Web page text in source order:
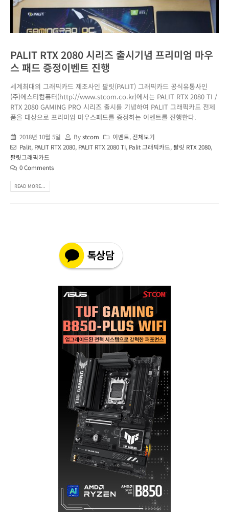
PALIT RTX 2080 시리즈 출시기념 프리미엄 마우
스 패드 증정이벤트 진행
세계최대의 그래픽카드 제조사인 팔릿(PALIT) 그래픽카드 공식유통사인
(주)에스티컴퓨터(http://www.stcom.co.kr)에서는 PALIT RTX 2080 TI /
RTX 2080 GAMING PRO 시리즈 출시를 기념하여 PALIT 그래픽카드 전제
품을 대상으로 프리미엄 마우스패드를 증정하는 이벤트를 진행한다.
2018년 10월 5일 Bystcom 이벤트, 전체보기
Palit, PALIT RTX 2080, PALIT RTX 2080 TI, Palit 그래픽카드,팔릿 RTX 2080,
팔릿그래픽카드
0 Comments
READ MORE...